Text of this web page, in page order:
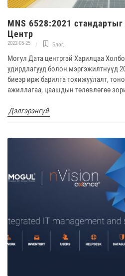
MNS 6528:2021
Центр
2022-05-25 Блог,
Могул Дата центртэй Харилцаа
удирдлагууд болон мэргэжилтнүүд
биеэр ирж барилга тохижуулалт,
ажиллагаа, цаашдын төлөвлөгөө
Дэлгэрэнгүй